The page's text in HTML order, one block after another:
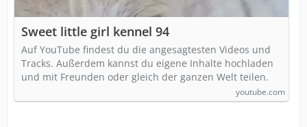
Sweet little girl kennel 94
Auf YouTube findest du die angesagtesten Videos und
Tracks. Außerdem kannst du eigene Inhalte hochladen
und mit Freunden oder gleich der ganzen Welt teilen.
youtube.com